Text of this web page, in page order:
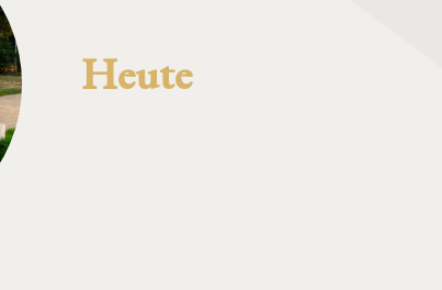
Heute